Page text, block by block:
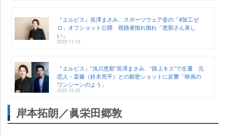
『エルピス』長澤まさみ、スポーツウェア姿の「#加工ゼ
ロ」オフショット公開 視聴者惚れ惚れ「恵那さん美し
い」
2022-11-13
『エルピス』“浅川恵那”長澤まさみ、“路上キス”で左遷 元
恋人・斎藤（鈴木亮平）との親密ショットに反響「映画の
ワンシーンのよう」
2022-10-26
岸本拓朗／眞栄田郷敦